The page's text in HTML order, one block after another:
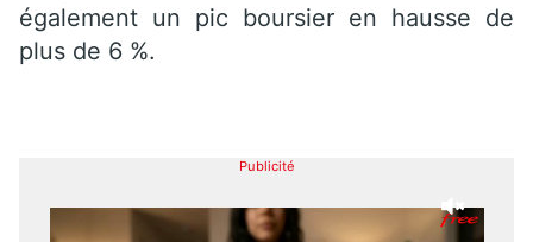
également un pic boursier en hausse de
plus de 6 %.
Publicité